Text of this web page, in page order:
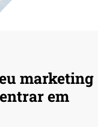
marketing
em